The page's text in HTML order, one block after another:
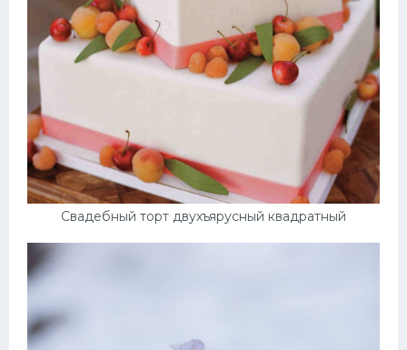
Свадебный торт двухъярусный квадратный